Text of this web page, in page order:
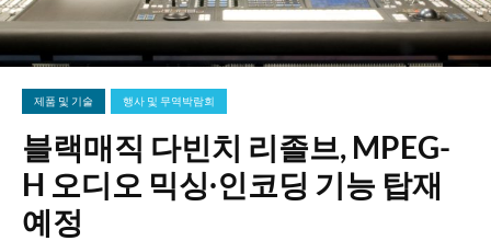
제품 및 기술 행사 및 무역박람회
블랙매직 다빈치 리졸브, MPEG-
H 오디오 믹싱∙인코딩 기능 탑재
예정